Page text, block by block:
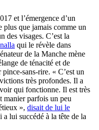
et l’émergence d’un
plus que jamais comme un
des visages. C’est la
qui le révèle dans
de la Manche mène
de ténacité et de
sans-rire. « C’est un
très profondes. Il a
qui fonctionne. Il est très
manier parfois un peu
», disait de lui le
a lui succédé à la tête de la